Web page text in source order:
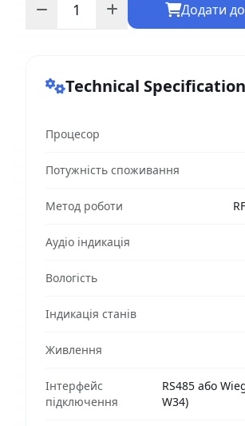
Додати
Technical
Процесор
Потужність споживання
Метод роботи
Аудіо індикація
Вологість
Індикація станів
Живлення
Інтерфейс
підключення
RS485 або
W34)